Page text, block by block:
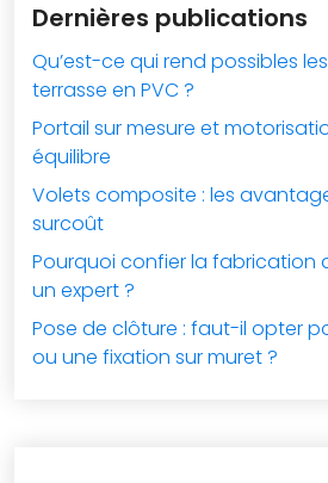
Dernières publications
Qu’est-ce qui rend possibles
terrasse en PVC ?
Portail sur mesure et
équilibre
Volets composite : les
surcoût
Pourquoi confier la fabrication
un expert ?
Pose de clôture : faut-il opter
ou une fixation sur muret ?